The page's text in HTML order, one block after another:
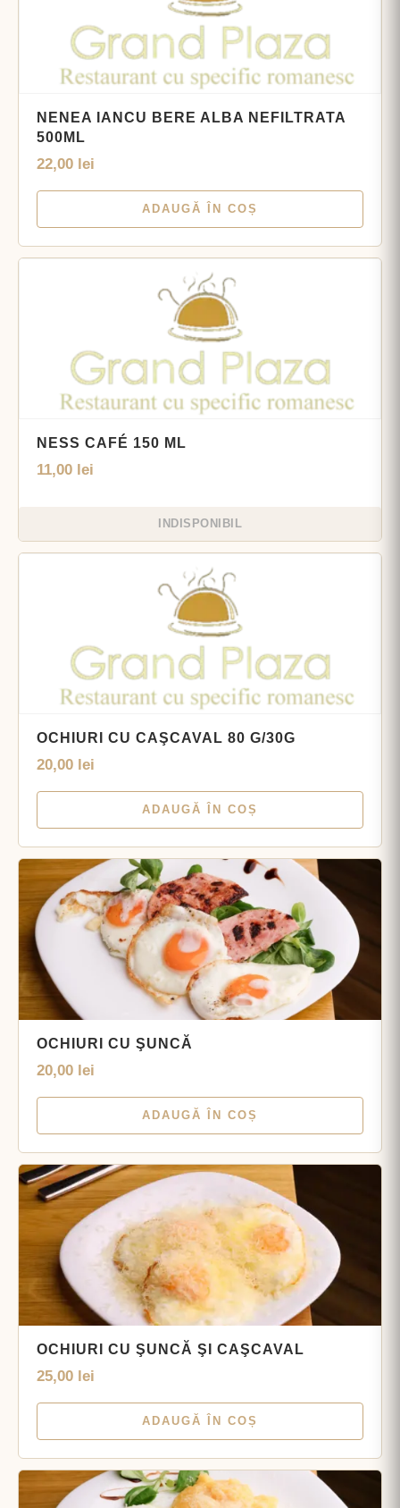
NENEA IANCU BERE ALBA NEFILTRATA
500ML
22,00 lei
ADAUGĂ ÎN COȘ
NESS CAFÉ 150 ML
11,00 lei
INDISPONIBIL
OCHIURI CU CAŞCAVAL 80 G/30G
20,00 lei
ADAUGĂ ÎN COȘ
OCHIURI CU ŞUNCĂ
20,00 lei
ADAUGĂ ÎN COȘ
OCHIURI CU ŞUNCĂ ŞI CAŞCAVAL
25,00 lei
ADAUGĂ ÎN COȘ